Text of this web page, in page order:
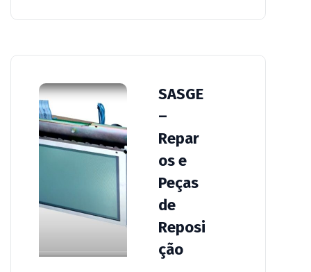
SASGE
–
Repar
os e
Peças
de
Reposi
ção